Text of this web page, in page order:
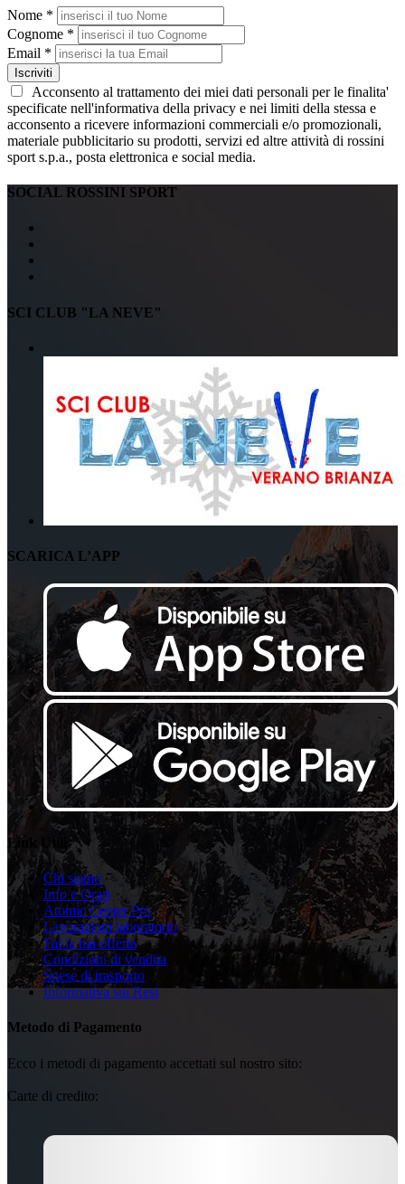
Nome *
Cognome *
Email *
Iscriviti
Acconsento al trattamento dei miei dati personali per le finalita'
specificate nell'informativa della privacy e nei limiti della stessa e
acconsento a ricevere informazioni commerciali e/o promozionali,
materiale pubblicitario su prodotti, servizi ed altre attività di rossini
sport s.p.a., posta elettronica e social media.
SOCIAL ROSSINI SPORT
SCI CLUB "LA NEVE"
SCARICA L’APP
Link Utili
Chi siamo
Info e Orari
Atomic Center Pro
Lavorazioni laboratorio
Fai la tua offerta
Condizioni di vendita
Spese di trasporto
Informativa sui Resi
Metodo di Pagamento
Ecco i metodi di pagamento accettati sul nostro sito:
Carte di credito: